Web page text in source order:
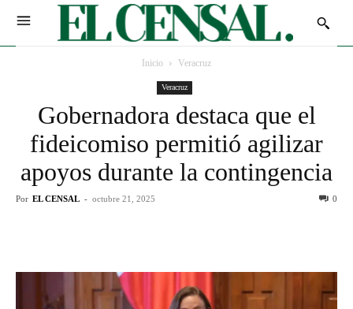
Inicio Veracruz
Veracruz
Gobernadora destaca que el
fideicomiso permitió agilizar
apoyos durante la contingencia
Por EL CENSAL - octubre 21, 2025 0